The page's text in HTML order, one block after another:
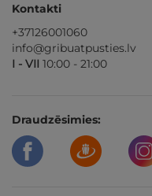
Kontakti
+37126001060
info@gribuatpusties.lv
I - VII 10:00 - 21:00
Draudzēsimies: